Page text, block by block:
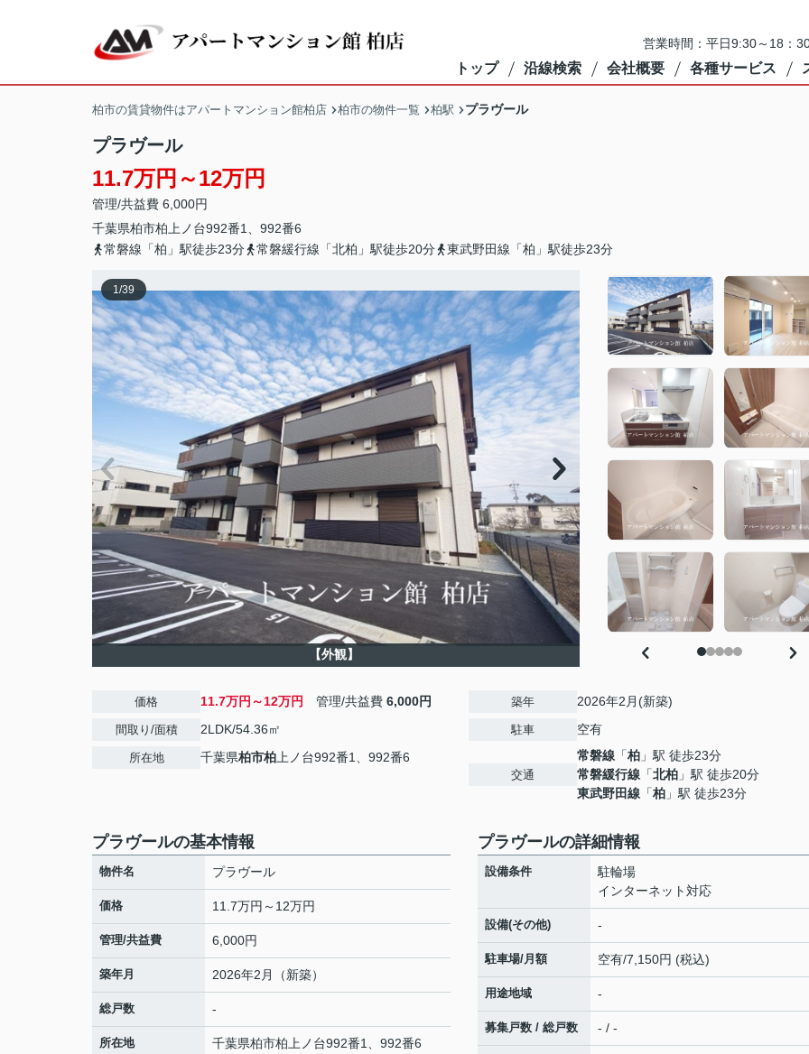
営業時間：平日9:30～18
トップ 沿線検索 会社概要 各種サービス
柏市の賃貸物件はアパートマンション館柏店 柏市の物件一覧 柏駅 プラヴール
プラヴール
11.7万円～12万円
管理/共益費 6,000円
千葉県柏市柏 上ノ台992番1、992番6
常磐線「柏」駅徒歩23分
常磐緩行線「北柏」駅徒歩20分 東武野田線「柏」駅徒歩23分
1/39
【外観】
価格 11.7万円～12万円 管理/共益費 6,000円
間取り/面積 2LDK/54.36㎡
所在地 千葉県柏市柏 上ノ台992番1、992番6
築年 2026年2月(新築)
駐車 空有
交通
常磐線 「柏 」駅 徒歩23分
常磐緩行線 「北柏 」駅 徒歩20分
東武野田線 「柏 」駅 徒歩23分
プラヴールの基本情報
物件名 プラヴール
価格 11.7万円～12万円
管理/共益費 6,000円
築年月 2026年2月（新築）
総戸数 -
所在地 千葉県柏市柏 上ノ台992番1、992番6
プラヴールの詳細情報
設備条件
駐輪場
インターネット対応
設備(その他) -
駐車場/月額 空有/7,150円 (税込)
用途地域 -
募集戸数 / 総戸数 - / -